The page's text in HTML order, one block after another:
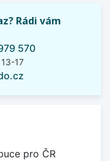
Rádi vám
570
17
pro ČR